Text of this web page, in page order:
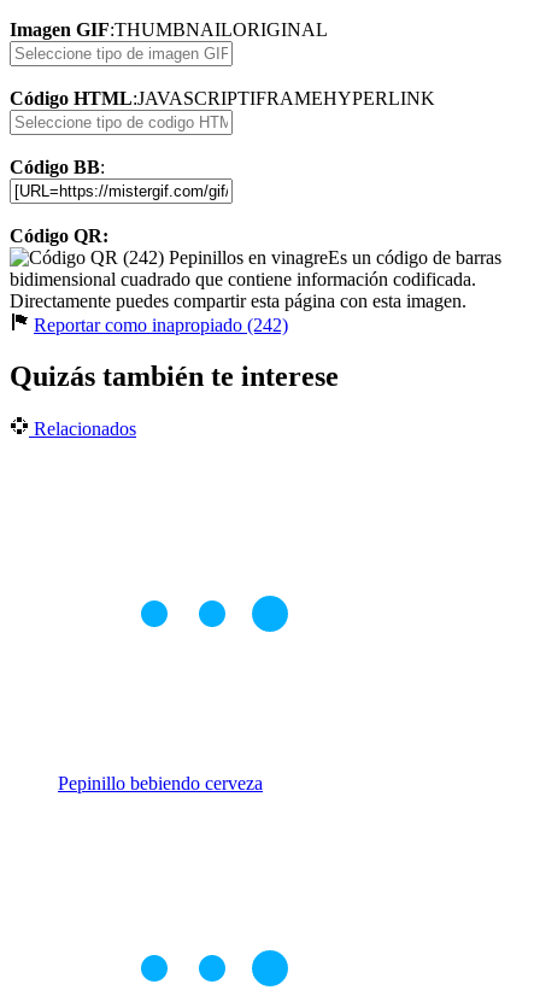
Imagen GIF:THUMBNAILORIGINAL
Código HTML:JAVASCRIPTIFRAMEHYPERLINK
Código BB:
Código QR:
Es un código de barras
bidimensional cuadrado que contiene información codificada.
Directamente puedes compartir esta página con esta imagen.
Reportar como inapropiado (242)
Quizás también te interese
Relacionados
Pepinillo bebiendo cerveza